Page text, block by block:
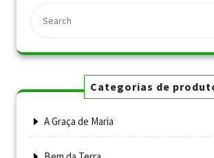
Categorias de
A Graça de Maria